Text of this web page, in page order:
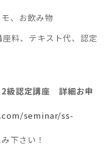
、お飲み物
料、テキスト代、認定
級認定講座 詳細お申
seminar/ss-
下さい！